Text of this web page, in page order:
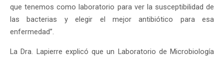
que tenemos como laboratorio para ver la susceptibilidad de
las bacterias y elegir el mejor antibiótico para esa
enfermedad”.
La Dra. Lapierre explicó que un Laboratorio de Microbiología